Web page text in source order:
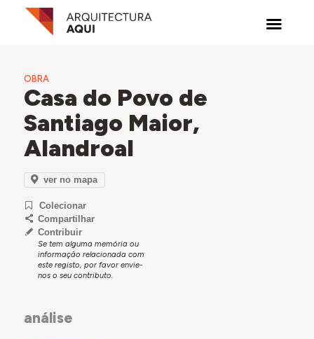
OBRA
Casa do Povo de
Santiago Maior,
Alandroal
ver no mapa
Colecionar
Compartilhar
Contribuir
Se tem alguma memória ou
informação relacionada com
este registo, por favor envie-
nos o seu contributo.
análise